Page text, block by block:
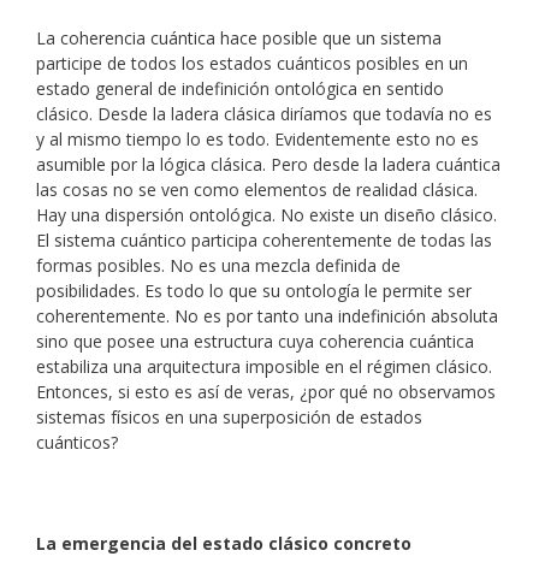
La coherencia cuántica hace posible que un sistema
participe de todos los estados cuánticos posibles en un
estado general de indefinición ontológica en sentido
clásico. Desde la ladera clásica diríamos que todavía no es
y al mismo tiempo lo es todo. Evidentemente esto no es
asumible por la lógica clásica. Pero desde la ladera cuántica
las cosas no se ven como elementos de realidad clásica.
Hay una dispersión ontológica. No existe un diseño clásico.
El sistema cuántico participa coherentemente de todas las
formas posibles. No es una mezcla definida de
posibilidades. Es todo lo que su ontología le permite ser
coherentemente. No es por tanto una indefinición absoluta
sino que posee una estructura cuya coherencia cuántica
estabiliza una arquitectura imposible en el régimen clásico.
Entonces, si esto es así de veras, ¿por qué no observamos
sistemas físicos en una superposición de estados
cuánticos?
La emergencia del estado clásico concreto